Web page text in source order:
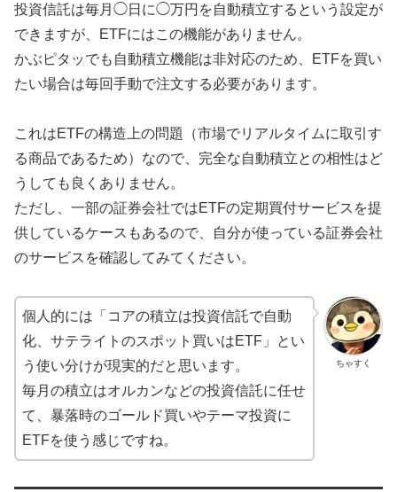
投資信託は毎月◯日に◯万円を自動積立するという設定が
できますが、ETFにはこの機能がありません。
かぶピタッでも自動積立機能は非対応のため、ETFを買い
たい場合は毎回手動で注文する必要があります。
これはETFの構造上の問題（市場でリアルタイムに取引す
る商品であるため）なので、完全な自動積立との相性はど
うしても良くありません。
ただし、一部の証券会社ではETFの定期買付サービスを提
供しているケースもあるので、自分が使っている証券会社
のサービスを確認してみてください。
ちゃすく
個人的には「コアの積立は投資信託で自動
化、サテライトのスポット買いはETF」とい
う使い分けが現実的だと思います。
毎月の積立はオルカンなどの投資信託に任せ
て、暴落時のゴールド買いやテーマ投資に
ETFを使う感じですね。